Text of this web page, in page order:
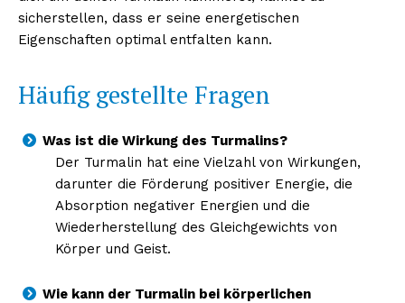
sicherstellen, dass er seine energetischen
Eigenschaften optimal entfalten kann.
Häufig gestellte Fragen
Was ist die Wirkung des Turmalins?
Der Turmalin hat eine Vielzahl von Wirkungen,
darunter die Förderung positiver Energie, die
Absorption negativer Energien und die
Wiederherstellung des Gleichgewichts von
Körper und Geist.
Wie kann der Turmalin bei körperlichen